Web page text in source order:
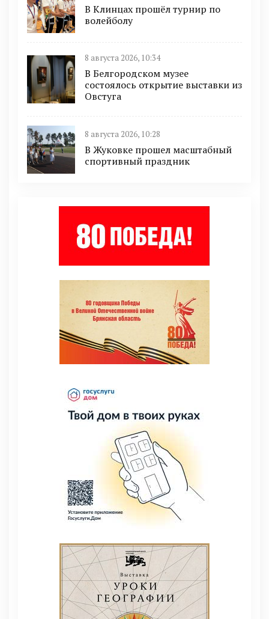
В Клинцах прошёл турнир по
волейболу
8 августа 2026, 10:34
В Белгородском музее
состоялось открытие выставки из
Овстуга
8 августа 2026, 10:28
В Жуковке прошел масштабный
спортивный праздник